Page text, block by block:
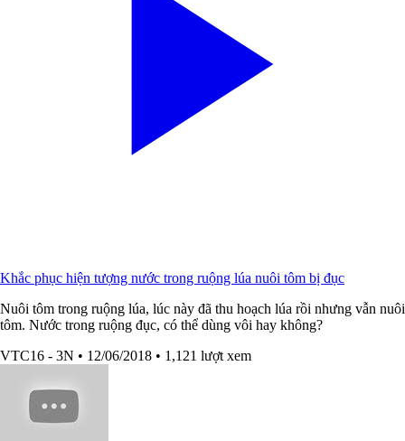
Khắc phục hiện tượng nước trong ruộng lúa nuôi tôm bị đục
Nuôi tôm trong ruộng lúa, lúc này đã thu hoạch lúa rồi nhưng vẫn nuôi
tôm. Nước trong ruộng đục, có thể dùng vôi hay không?
VTC16 - 3N • 12/06/2018 • 1,121 lượt xem